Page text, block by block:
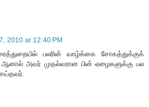
2010 at 12:40 PM
பலரின் வாழ்க்கை சோகத்துக்குக்
அவர் முதல்வரான பின் ஏழைகளுக்கு பல